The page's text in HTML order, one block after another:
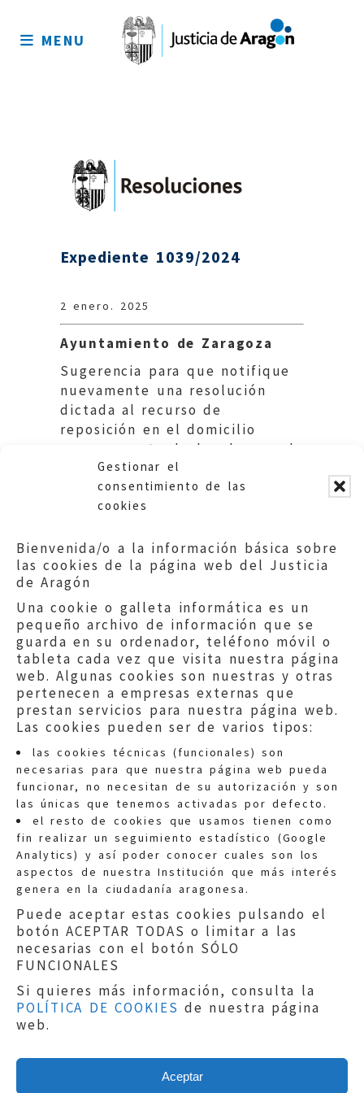
Gestionar el
consentimiento de las
cookies
Bienvenida/o a la información básica sobre
las cookies de la página web del Justicia
de Aragón
Una cookie o galleta informática es un
pequeño archivo de información que se
guarda en su ordenador, teléfono móvil o
tableta cada vez que visita nuestra página
web. Algunas cookies son nuestras y otras
pertenecen a empresas externas que
prestan servicios para nuestra página web.
Las cookies pueden ser de varios tipos:
las cookies técnicas (funcionales) son
necesarias para que nuestra página web pueda
funcionar, no necesitan de su autorización y son
las únicas que tenemos activadas por defecto.
el resto de cookies que usamos tienen como
fin realizar un seguimiento estadístico (Google
Analytics) y así poder conocer cuales son los
aspectos de nuestra Institución que más interés
genera en la ciudadanía aragonesa.
Puede aceptar estas cookies pulsando el
botón ACEPTAR TODAS o limitar a las
necesarias con el botón SÓLO
FUNCIONALES
Si quieres más información, consulta la
POLÍTICA DE COOKIES de nuestra página
web.
Aceptar
sitio
MENU
Expediente 1039/2024
2 enero. 2025
Ayuntamiento de Zaragoza
Sugerencia para que notifique
nuevamente una resolución
dictada al recurso de
reposición en el domicilio
expresamente declarado por el
contribuyente.
Quejas:quejas@eljusticiadearagon.es
Información general:
informacion@eljusticiadearagon.es
Teléfonos:900 210 210/
Aviso legal|Política de privacidad|
Protección de Datos
Política de cookies